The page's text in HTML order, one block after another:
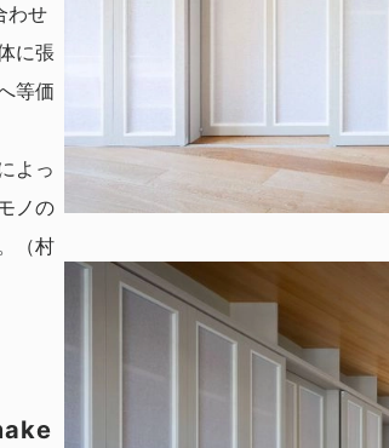
わせ
に張
等価
よっ
ノの
（村